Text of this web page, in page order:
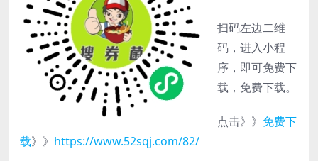
扫码左边二维
码，进入小程
序，即可免费下
载，免费下载。
点击》》 免费下
载》》 https://www.52sqj.com/82/